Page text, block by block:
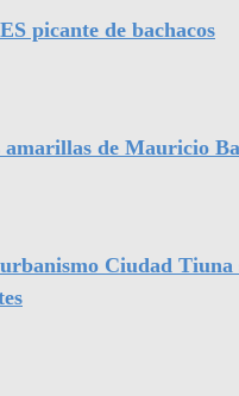
picante de bachacos
amarillas de Mauricio
Ciudad Tiuna